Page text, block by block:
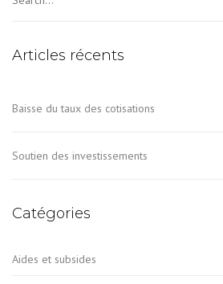
Articles récents
Baisse du taux des cotisations
Soutien des investissements
Catégories
Aides et subsides